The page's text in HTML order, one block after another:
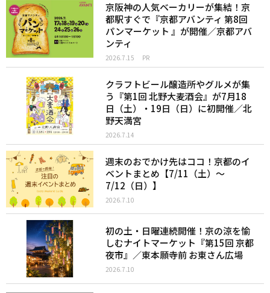
京阪神の人気ベーカリーが集結！京
都駅すぐで『京都アバンティ 第8回
パンマーケット 』が開催／京都アバ
ンティ
2026.7.15 PR
クラフトビール醸造所やグルメが集
う『第1回 北野大麦酒会』が7月18
日（土）・19日（日）に初開催／北
野天満宮
2026.7.14
週末のおでかけ先はココ！京都のイ
ベントまとめ【7/11（土）〜
7/12（日）】
2026.7.10
初の土・日曜連続開催！京の涼を愉
しむナイトマーケット『第15回 京都
夜市』／東本願寺前 お東さん広場
2026.7.10